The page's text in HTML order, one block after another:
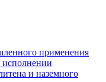
применения
и наземного